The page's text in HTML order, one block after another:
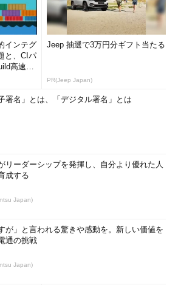
インテグ
と、CIパ
高速化
Jeep 抽選で3万円分ギフト当たる
PR(Jeep Japan)
署名」とは、「デジタル署名」とは
リーダーシップを発揮し、自分より優れた人
成する
Japan)
が」と言われる驚きや感動を。新しい価値を
通の挑戦
Japan)